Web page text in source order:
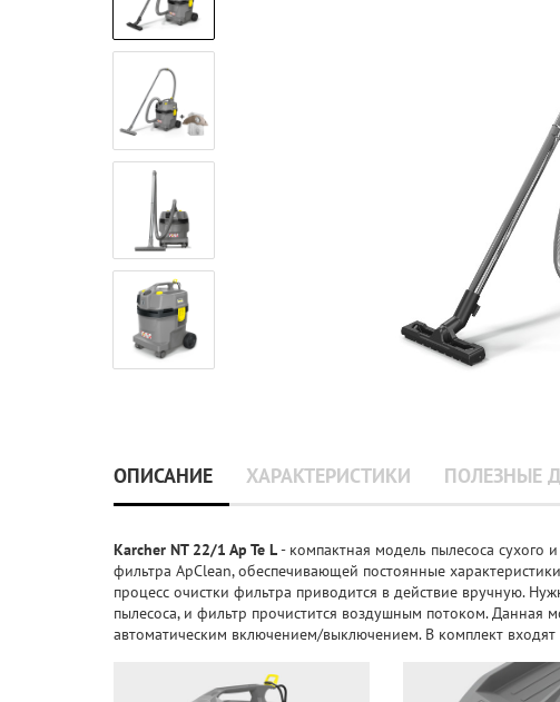
ОПИСАНИЕ ХАРАКТЕРИСТИКИ ПОЛЕЗНЫЕ
Karcher NT 22/1 Ap Te L- компактная модель пылесоса сухого
фильтра ApClean, обеспечивающей постоянные
процесс очистки фильтра приводится в действие вручную.
пылесоса, и фильтр прочистится воздушным потоком. Данная
автоматическим включением/выключением. В комплект